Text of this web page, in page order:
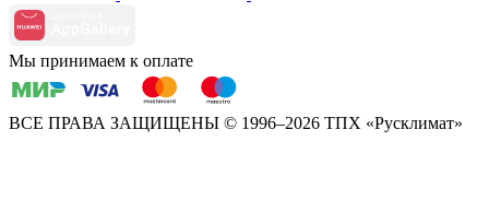
Мы принимаем к оплате
ВСЕ ПРАВА ЗАЩИЩЕНЫ © 1996–2026 ТПХ «Русклимат»